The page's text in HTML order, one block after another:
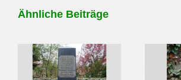
Ähnliche Beiträge